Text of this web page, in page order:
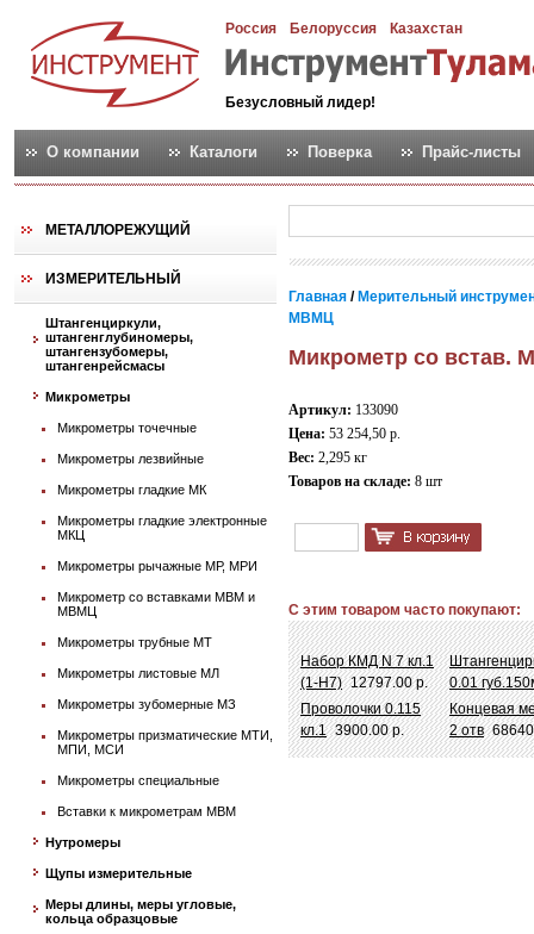
Россия Белоруссия Казахстан
Безусловный лидер!
О компании Каталоги Поверка Прайс-листы
МЕТАЛЛОРЕЖУЩИЙ
ИЗМЕРИТЕЛЬНЫЙ
Штангенциркули,
штангенглубиномеры,
штангензубомеры,
штангенрейсмасы
Микрометры
Микрометры точечные
Микрометры лезвийные
Микрометры гладкие МК
Микрометры гладкие электронные
МКЦ
Микрометры рычажные МР, МРИ
Микрометр со вставками МВМ и
МВМЦ
Микрометры трубные МТ
Микрометры листовые МЛ
Микрометры зубомерные МЗ
Микрометры призматические МТИ,
МПИ, МСИ
Микрометры специальные
Вставки к микрометрам МВМ
Нутромеры
Щупы измерительные
Меры длины, меры угловые,
кольца образцовые
Главная / Мерительный
МВМЦ
Микрометр со встав.
Артикул: 133090
Цена: 53 254,50 р.
Вес: 2,295 кг
Товаров на складе: 8 шт
С этим товаром часто покупают:
Набор КМД N 7 кл.1
(1-Н7) 12797.00 р.
0.01
Проволочки 0.115
кл.1 3900.00 р.
Концевая
2 отв